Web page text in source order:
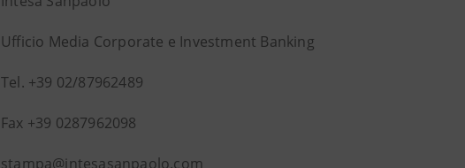
Ufficio Media Corporate e Investment Banking
Tel. +39 02/87962489
Fax +39 0287962098
stampa@intesasanpaolo.com